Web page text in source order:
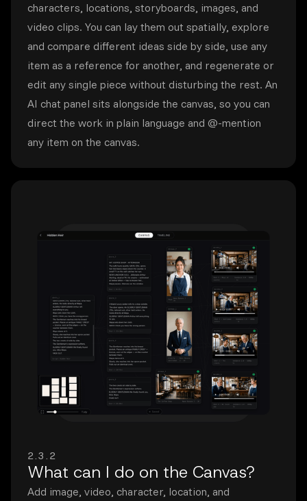
characters, locations, storyboards, images, and
video clips. You can lay them out spatially, explore
and compare different ideas side by side, use any
item as a reference for another, and regenerate or
edit any single piece without disturbing the rest. An
AI chat panel sits alongside the canvas, so you can
direct the work in plain language and @-mention
any item on the canvas.
2.3.2
What can I do on the Canvas?
Add image, video, character, location, and